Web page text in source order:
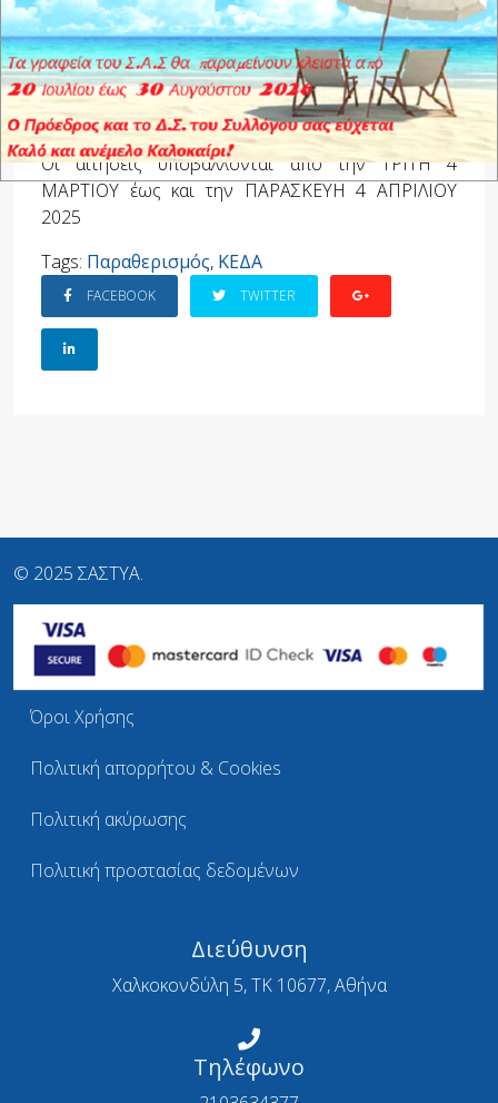
Ιδιωτικά Ξενοδοχεία Ε.Α.Α.Α. 2025
Αίτηση Παραθερισμού Ε.Α.Α.Α. 2025
Περίοδοι Παραθερισμού Ε.Α.Α.Α. 2025
Οι αιτήσεις υποβάλλονται από την ΤΡΙΤΗ 4
ΜΑΡΤΙΟΥ έως και την ΠΑΡΑΣΚΕΥΗ 4 ΑΠΡΙΛΙΟΥ
2025
Tags: Παραθερισμός, ΚΕΔΑ
FACEBOOK TWITTER
© 2025 ΣΑΣΤΥΑ.
Όροι Χρήσης
Πολιτική απορρήτου & Cookies
Πολιτική ακύρωσης
Πολιτική προστασίας δεδομένων
Διεύθυνση
Χαλκοκονδύλη 5, ΤΚ 10677, Αθήνα
Τηλέφωνο